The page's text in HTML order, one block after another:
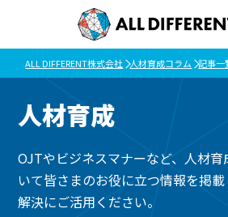
ALL DIFFERENT株式会社 人材育成コラム 記事一
人材育成
OJTやビジネスマナーなど、人材
いて皆さまのお役に立つ情報を掲
解決にご活用ください。